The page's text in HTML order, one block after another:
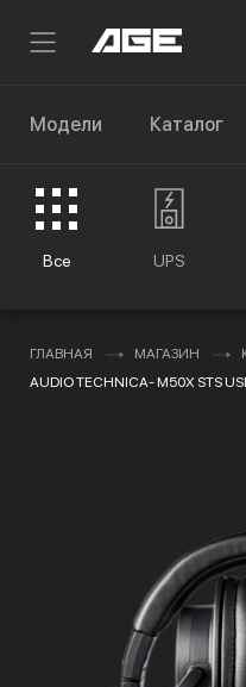
Модели Каталог
Все UPS
ГЛАВНАЯ МАГАЗИН
AUDIO TECHNICA- M50X STS